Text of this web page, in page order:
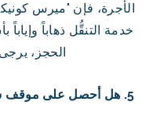
الأجرة، فإن "ميرس
خدمة التنقُّل ذهاباً
الحجز،
5. هل أحصل على موقف